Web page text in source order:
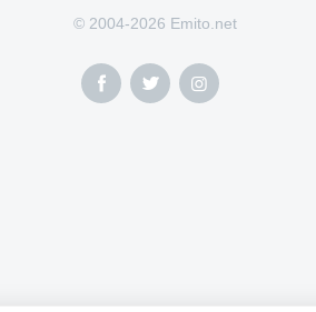
© 2004-2026 Emito.net